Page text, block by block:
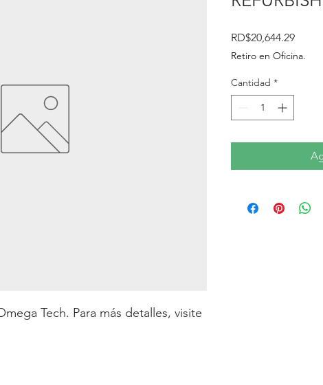
Tech. Para más detalles, visite
RD$20,644.29Precio
Retiro en Oficina.
Cantidad *